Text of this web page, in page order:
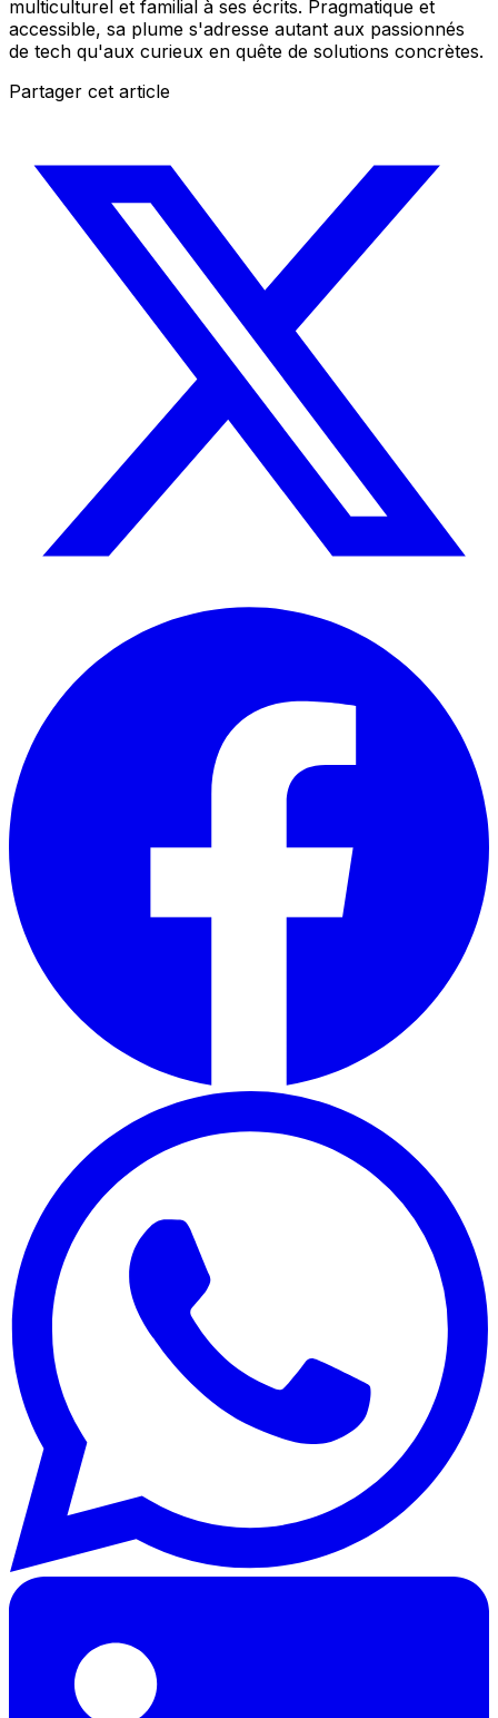
multiculturel et familial à ses écrits. Pragmatique et
accessible, sa plume s'adresse autant aux passionnés
de tech qu'aux curieux en quête de solutions concrètes.
Partager cet article